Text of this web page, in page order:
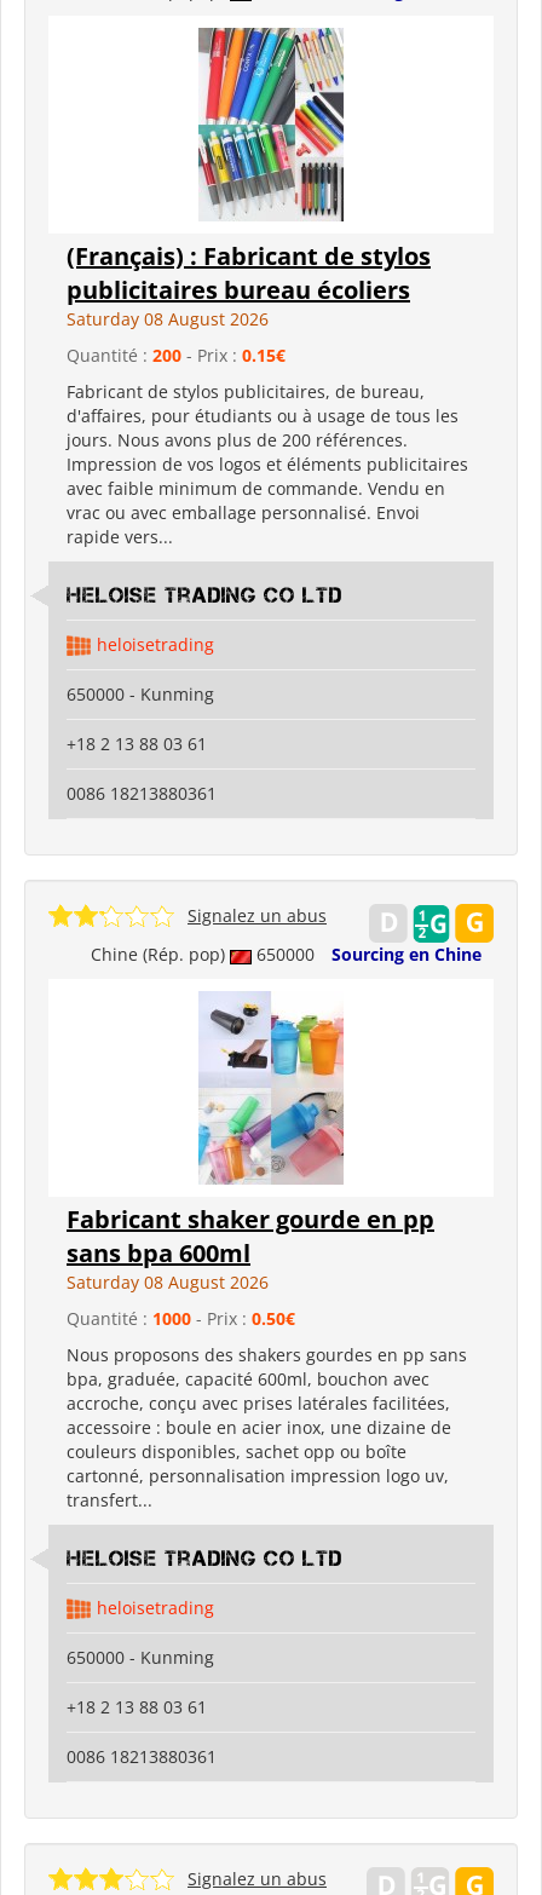
(Français) : Fabricant de stylos
publicitaires bureau écoliers
Saturday 08 August 2026
Quantité : 200 - Prix : 0.15€
Fabricant de stylos publicitaires, de bureau,
d'affaires, pour étudiants ou à usage de tous les
jours. Nous avons plus de 200 références.
Impression de vos logos et éléments publicitaires
avec faible minimum de commande. Vendu en
vrac ou avec emballage personnalisé. Envoi
rapide vers...
Heloise Trading Co Ltd
heloisetrading
650000 - Kunming
+18 2 13 88 03 61
0086 18213880361
Chine (Rép. pop) 650000 Sourcing en Chine
Signalez un abus
Fabricant shaker gourde en pp
sans bpa 600ml
Saturday 08 August 2026
Quantité : 1000 - Prix : 0.50€
Nous proposons des shakers gourdes en pp sans
bpa, graduée, capacité 600ml, bouchon avec
accroche, conçu avec prises latérales facilitées,
accessoire : boule en acier inox, une dizaine de
couleurs disponibles, sachet opp ou boîte
cartonné, personnalisation impression logo uv,
transfert...
Heloise Trading Co Ltd
heloisetrading
650000 - Kunming
+18 2 13 88 03 61
0086 18213880361
Signalez un abus